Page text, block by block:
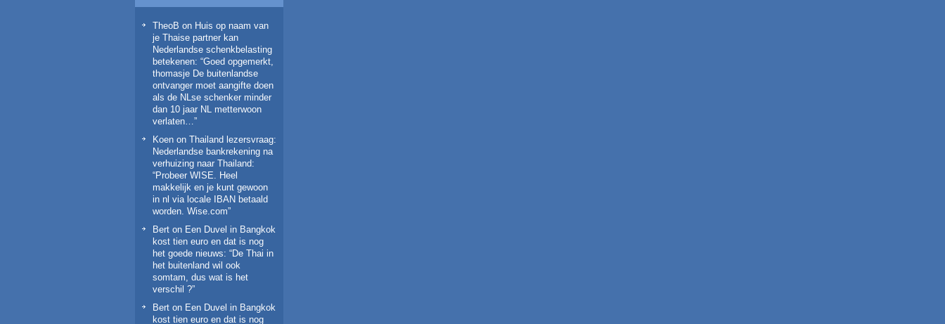
TheoB on Huis op naam van
je Thaise partner kan
Nederlandse schenkbelasting
betekenen: “Goed opgemerkt,
thomasje De buitenlandse
ontvanger moet aangifte doen
als de NLse schenker minder
dan 10 jaar NL metterwoon
verlaten…”
Koen on Thailand lezersvraag:
Nederlandse bankrekening na
verhuizing naar Thailand:
“Probeer WISE. Heel
makkelijk en je kunt gewoon
in nl via locale IBAN betaald
worden. Wise.com”
Bert on Een Duvel in Bangkok
kost tien euro en dat is nog
het goede nieuws: “De Thai in
het buitenland wil ook
somtam, dus wat is het
verschil ?”
Bert on Een Duvel in Bangkok
kost tien euro en dat is nog